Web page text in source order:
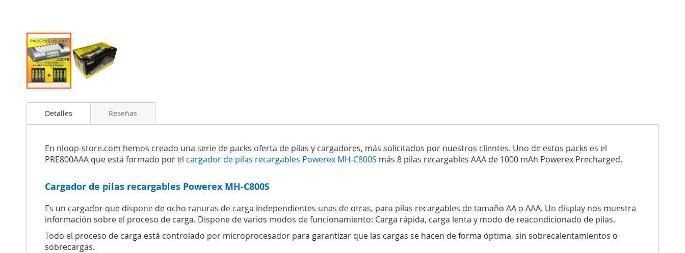
al
comienzo
de
galería
imágenes
Detalles
En nloop-store.com hemos creado una serie de packs oferta de pilas y cargadores, más solicitados por nuestros clientes. Uno de estos packs es el
PRE800AAA que está formado por el cargador de pilas recargables Powerex MH-C800S más 8 pilas recargables AAA de 1000 mAh Powerex Precharged.
Cargador de pilas recargables Powerex MH-C800S
Es un cargador que dispone de ocho ranuras de carga independientes unas de otras, para pilas recargables de tamaño AA o AAA. Un display nos muestra
información sobre el proceso de carga. Dispone de varios modos de funcionamiento: Carga rápida, carga lenta y modo de reacondicionado de pilas.
Todo el proceso de carga está controlado por microprocesador para garantizar que las cargas se hacen de forma óptima, sin sobrecalentamientos o
sobrecargas.
Reseñas